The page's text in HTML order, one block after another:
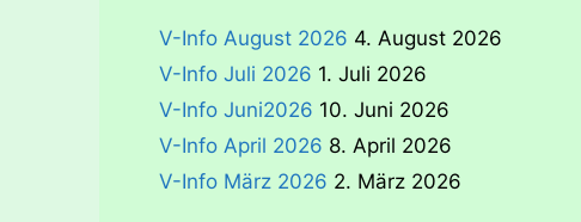
V-Info August 2026 4. August 2026
V-Info Juli 2026 1. Juli 2026
V-Info Juni2026 10. Juni 2026
V-Info April 2026 8. April 2026
V-Info März 2026 2. März 2026